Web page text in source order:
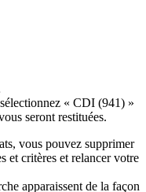
« CDI (941) »
seront restituées.
vous pouvez supprimer
et critères et relancer votre
apparaissent de la façon